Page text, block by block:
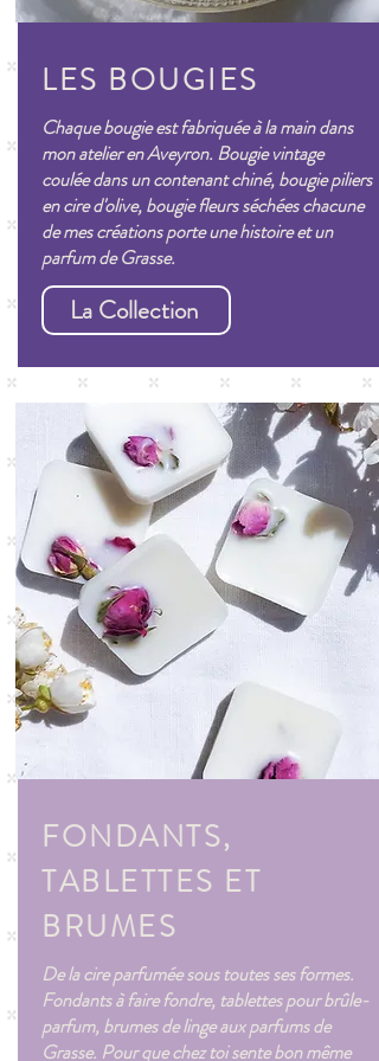
LES BOUGIES
Chaque bougie est fabriquée à la main dans
mon atelier en Aveyron. Bougie vintage
coulée dans un contenant chiné, bougie piliers
en cire d'olive, bougie fleurs séchées chacune
de mes créations porte une histoire et un
parfum de Grasse.
La Collection
FONDANTS,
TABLETTES ET
BRUMES
De la cire parfumée sous toutes ses formes.
Fondants à faire fondre, tablettes pour brûle-
parfum, brumes de linge aux parfums de
Grasse. Pour que chez toi sente bon même